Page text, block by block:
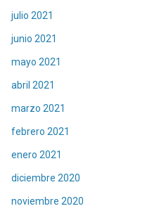
julio 2021
junio 2021
mayo 2021
abril 2021
marzo 2021
febrero 2021
enero 2021
diciembre 2020
noviembre 2020